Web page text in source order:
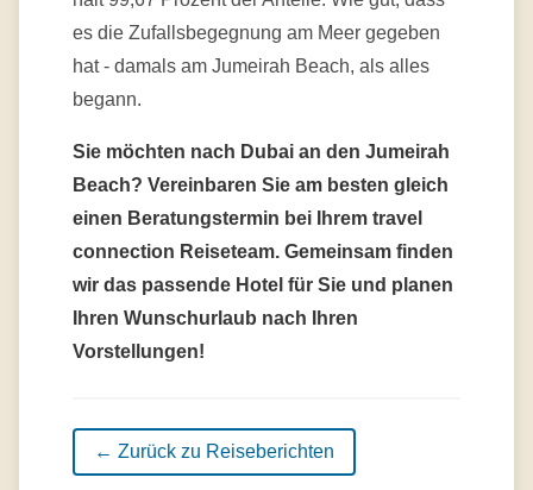
es die Zufallsbegegnung am Meer gegeben
hat - damals am Jumeirah Beach, als alles
begann.
Sie möchten nach Dubai an den Jumeirah
Beach? Vereinbaren Sie am besten gleich
einen Beratungstermin bei Ihrem travel
connection Reiseteam. Gemeinsam finden
wir das passende Hotel für Sie und planen
Ihren Wunschurlaub nach Ihren
Vorstellungen!
← Zurück zu Reiseberichten